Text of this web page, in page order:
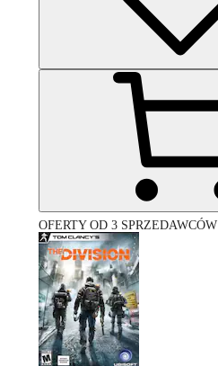
OFERTY OD 3 SPRZEDAWCÓW